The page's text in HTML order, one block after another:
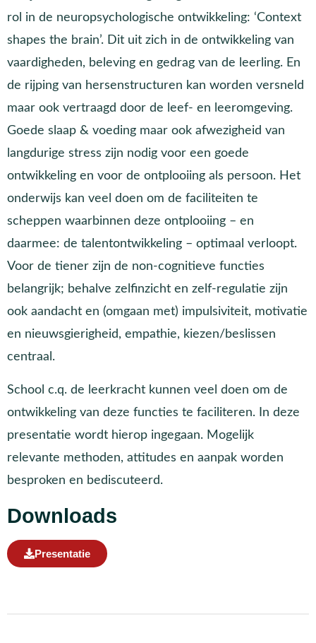
rol in de neuropsychologische ontwikkeling: ‘Context
shapes the brain’. Dit uit zich in de ontwikkeling van
vaardigheden, beleving en gedrag van de leerling. En
de rijping van hersenstructuren kan worden versneld
maar ook vertraagd door de leef- en leeromgeving.
Goede slaap & voeding maar ook afwezigheid van
langdurige stress zijn nodig voor een goede
ontwikkeling en voor de ontplooiing als persoon. Het
onderwijs kan veel doen om de faciliteiten te
scheppen waarbinnen deze ontplooiing – en
daarmee: de talentontwikkeling – optimaal verloopt.
Voor de tiener zijn de non-cognitieve functies
belangrijk; behalve zelfinzicht en zelf-regulatie zijn
ook aandacht en (omgaan met) impulsiviteit, motivatie
en nieuwsgierigheid, empathie, kiezen/beslissen
centraal.
School c.q. de leerkracht kunnen veel doen om de
ontwikkeling van deze functies te faciliteren. In deze
presentatie wordt hierop ingegaan. Mogelijk
relevante methoden, attitudes en aanpak worden
besproken en bediscuteerd.
Downloads
Presentatie